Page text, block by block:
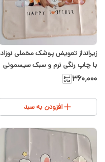
زیرانداز تعویض پوشک مخملی نوزاد
با چاپ رنگی نرم و سبک سیسمونی
شیدا
۳۶۰٬۰۰۰
افزودن به سبد